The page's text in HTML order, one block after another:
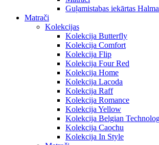
Guļamistabas iekārtas
Matrači
Kolekcijas
Kolekcija Butterfly
Kolekcija Comfort
Kolekcija Flip
Kolekcija Four Red
Kolekcija Home
Kolekcija Lacoda
Kolekcija Raff
Kolekcija Romance
Kolekcija Yellow
Kolekcija Belgian
Kolekcija Caochu
Kolekcija In Style